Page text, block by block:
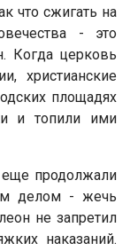
что сжигать на
- это
Когда церковь
христианские
площадях
и топили ими
продолжали
делом - жечь
не запретил
наказаний.